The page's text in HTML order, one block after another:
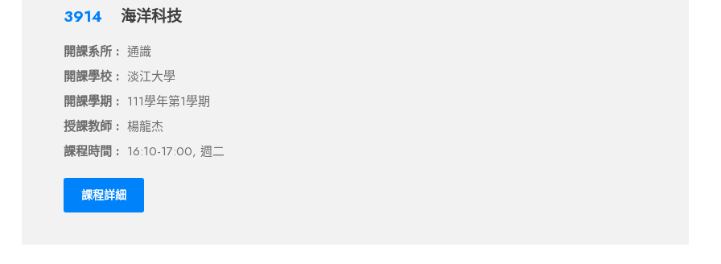
3914 海洋科技
開課系所 : 通識
開課學校 : 淡江大學
開課學期 : 111學年第1學期
授課教師 : 楊龍杰
課程時間 : 16:10-17:00, 週二
課程詳細